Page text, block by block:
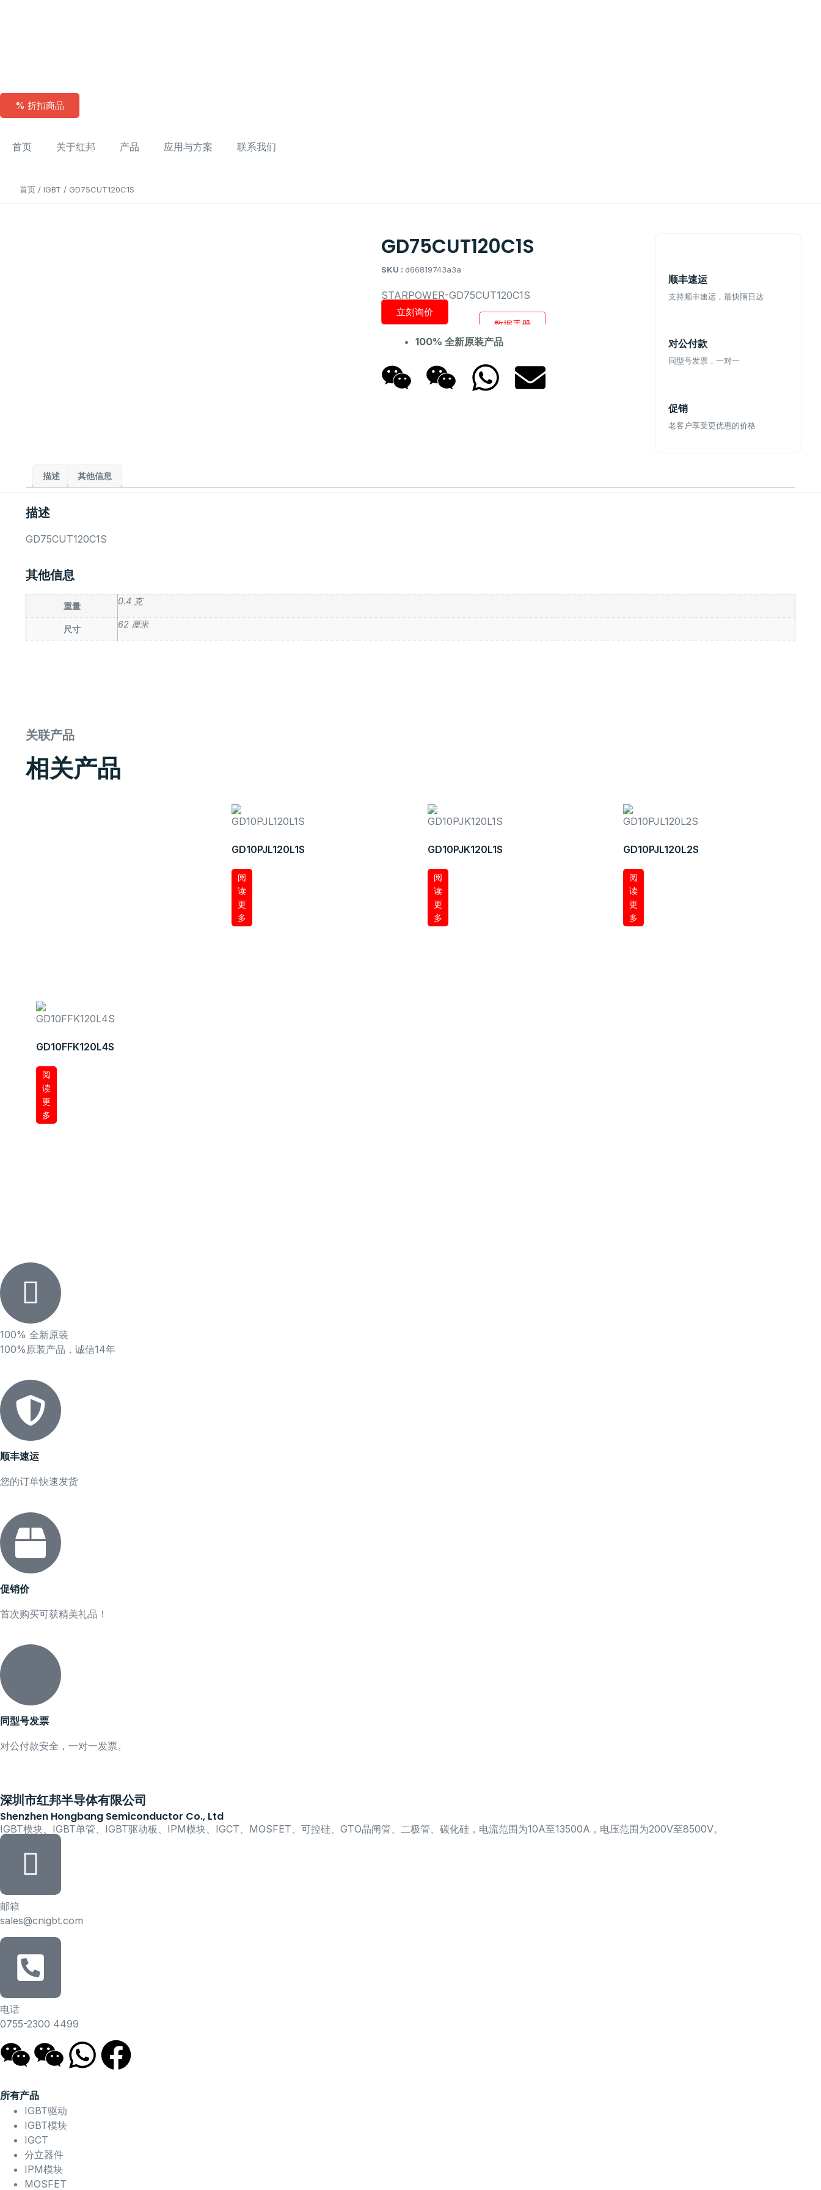
% 折扣商品
首页 关于红邦 产品 应用与方案 联系我们
首页 / IGBT / GD75CUT120C1S
GD75CUT120C1S
SKU : d66819743a3a
STARPOWER-GD75CUT120C1S
数据手册
立刻询价
100% 全新原装产品
顺丰速运
支持顺丰速运，最快隔日达
对公付款
同型号发票，一对一
促销
老客户享受更优惠的价格
描述 其他信息
描述
GD75CUT120C1S
其他信息
重量 0.4 克
尺寸 62 厘米
关联产品
相关产品
GD10PJL120L1S
阅
读
更
多
GD10PJK120L1S
阅
读
更
多
GD10PJL120L2S
阅
读
更
多
GD10FFK120L4S
阅
读
更
多
100% 全新原装
100%原装产品，诚信14年
顺丰速运
您的订单快速发货
促销价
首次购买可获精美礼品！
同型号发票
对公付款安全，一对一发票。
深圳市红邦半导体有限公司
Shenzhen Hongbang Semiconductor Co., Ltd
IGBT模块、IGBT单管、IGBT驱动板、IPM模块、IGCT、MOSFET、可控硅、GTO晶闸管、二极管、碳化硅，电流范围为10A至13500A，电压范围为200V至8500V。
邮箱
sales@cnigbt.com
电话
0755-2300 4499
所有产品
IGBT驱动
IGBT模块
IGCT
分立器件
IPM模块
MOSFET